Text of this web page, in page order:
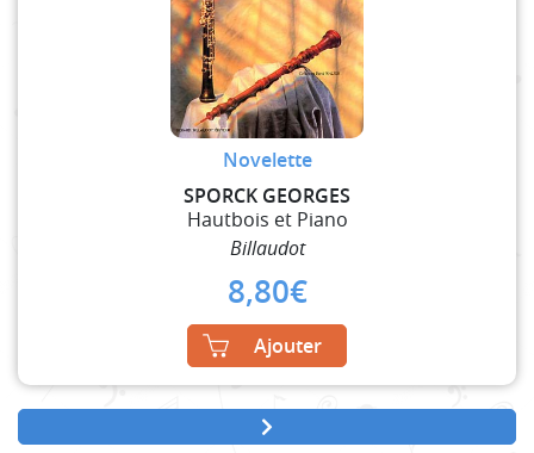
Novelette
SPORCK GEORGES
Hautbois et Piano
Billaudot
8,80€
Ajouter